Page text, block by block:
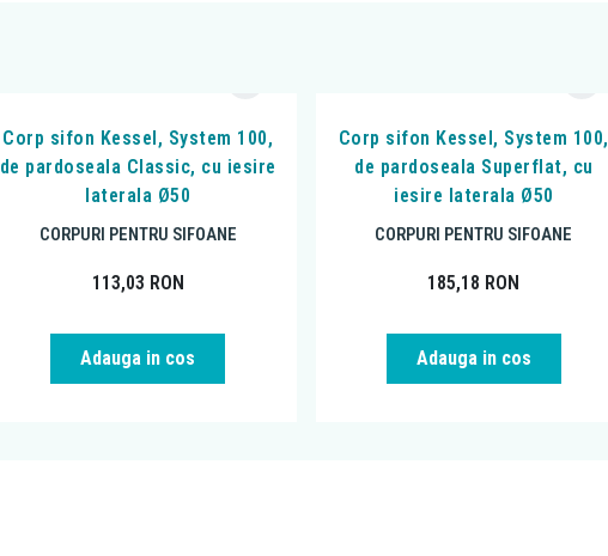
Corp sifon Kessel, System 100,
de pardoseala Classic, cu iesire
laterala Ø50
CORPURI PENTRU SIFOANE
113,03 RON
Adauga in cos
Corp sifon Kessel, System 100,
de pardoseala Superflat, cu
iesire laterala Ø50
CORPURI PENTRU SIFOANE
185,18 RON
Adauga in cos